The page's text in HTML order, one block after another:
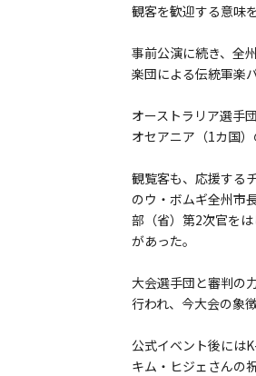
観客を歓迎する意味
事前公演に続き、全
楽団による伝統軍楽
オーストラリア選手
オセアニア（1カ国
観覧客も、応援する
のウ・ボムギ全州市
部（省）第2次官を
があった。
大会選手団と審判の
行われ、今大会の象
公式イベント後には
キム・ヒジェさんの